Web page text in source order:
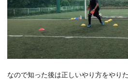
なので知った後は正しいやり方をやり